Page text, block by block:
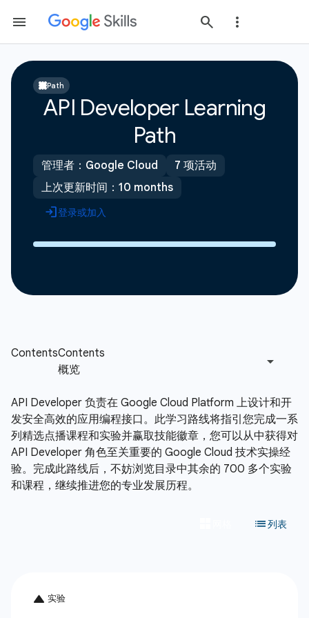
Path
API Developer Learning
Path
管理者：Google Cloud
7 项活动
上次更新时间：10 months
登录或加入
API Developer 负责在 Google Cloud Platform 上设计和开
发安全高效的应用编程接口。此学习路线将指引您完成一系
列精选点播课程和实验并赢取技能徽章，您可以从中获得对
API Developer 角色至关重要的 Google Cloud 技术实操经
验。完成此路线后，不妨浏览目录中其余的 700 多个实验
和课程，继续推进您的专业发展历程。